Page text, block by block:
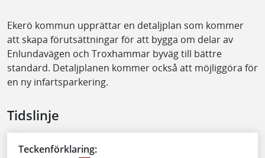
Ekerö kommun upprättar en detaljplan som kommer
att skapa förutsättningar för att bygga om delar av
Enlundavägen och Troxhammar byväg till bättre
standard. Detaljplanen kommer också att möjliggöra för
en ny infartsparkering.
Tidslinje
Teckenförklaring: